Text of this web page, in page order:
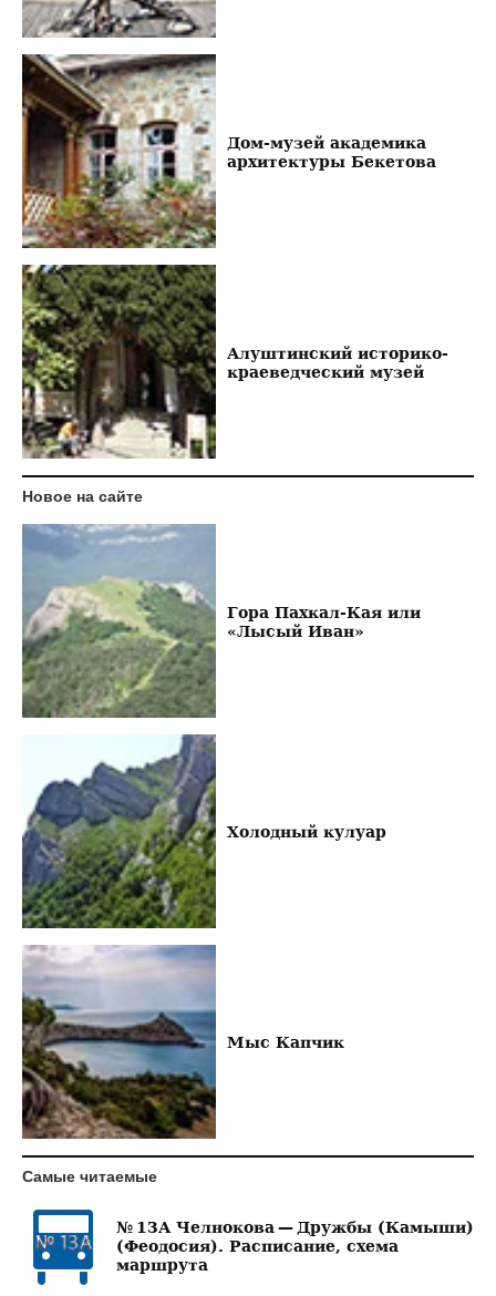
Дом-музей академика
архитектуры Бекетова
Алуштинский историко-
краеведческий музей
Новое на сайте
Гора Пахкал-Кая или
«Лысый Иван»
Холодный кулуар
Мыс Капчик
Самые читаемые
№ 13А Челнокова — Дружбы (Камыши)
(Феодосия). Расписание, схема
маршрута